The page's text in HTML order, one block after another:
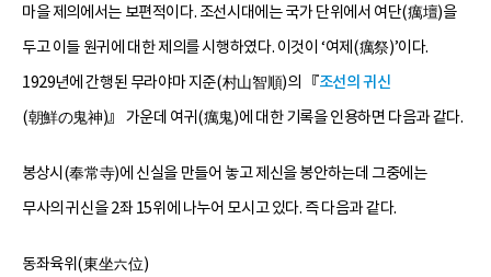
마을 제의에서는 보편적이다. 조선시대에는 국가 단위에서 여단(癘壇)을
두고 이들 원귀에 대한 제의를 시행하였다. 이것이 ‘여제(癘祭)’이다.
1929년에 간행된 무라야마 지준(村山智順)의 『조선의 귀신
(朝鮮の鬼神)』 가운데 여귀(癘鬼)에 대한 기록을 인용하면 다음과 같다.
봉상시(奉常寺)에 신실을 만들어 놓고 제신을 봉안하는데 그중에는
무사의 귀신을 2좌 15위에 나누어 모시고 있다. 즉 다음과 같다.
동좌육위(東坐六位)